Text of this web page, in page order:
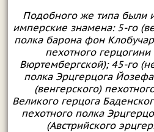
Подобного же типа были
имперские знамена: 5-го
полка барона фон
пехотного
Вюртембергской); 45-го
полка Эрцгерцога
(венгерского)
Великого герцога
пехотного полка
(Австрийского